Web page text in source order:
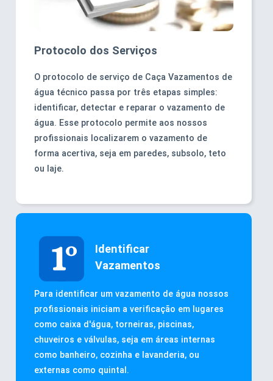
Protocolo dos Serviços
O protocolo de serviço de Caça Vazamentos de
água técnico passa por três etapas simples:
identificar, detectar e reparar o vazamento de
água. Esse protocolo permite aos nossos
profissionais localizarem o vazamento de
forma acertiva, seja em paredes, subsolo, teto
ou laje.
Identificar
Vazamentos
Para identificar um vazamento de água nossos
profissionais iniciam a verificação em lugares
como caixa d'água, torneiras, piscinas,
chuveiros e válvulas, seja em áreas internas
como banheiro, cozinha e lavanderia, ou
externas como quintal.